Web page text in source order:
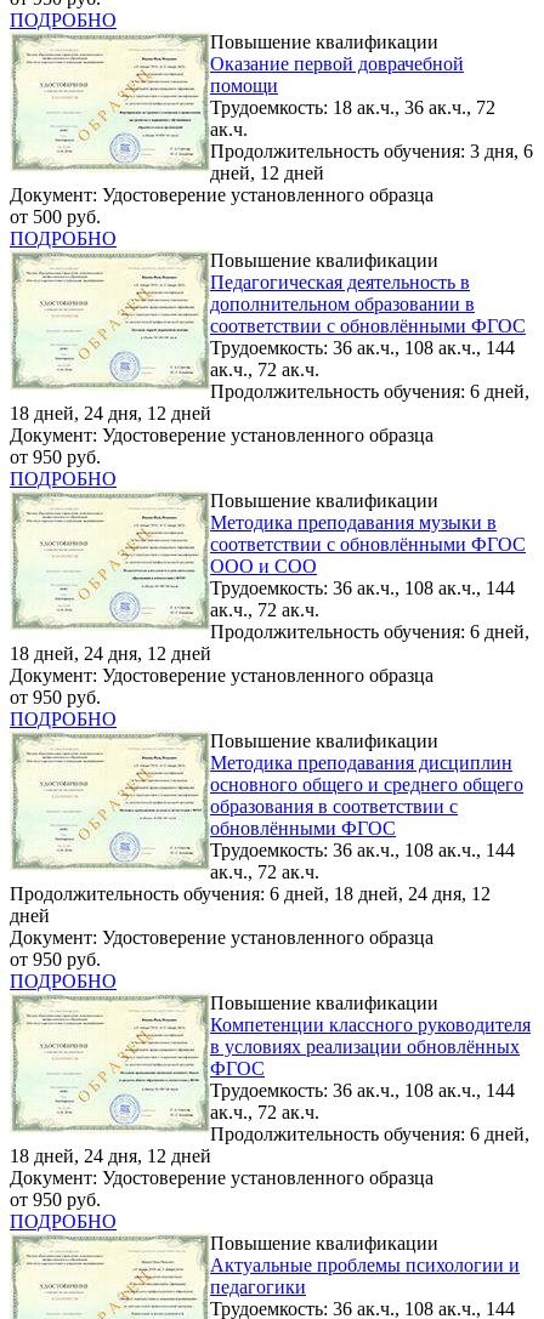
ПОДРОБНО
Повышение квалификации
Оказание первой доврачебной
помощи
Трудоемкость: 18 ак.ч., 36 ак.ч., 72
ак.ч.
Продолжительность обучения: 3 дня, 6
дней, 12 дней
Документ: Удостоверение установленного образца
от 500 руб.
ПОДРОБНО
Повышение квалификации
Педагогическая деятельность в
дополнительном образовании в
соответствии с обновлёнными ФГОС
Трудоемкость: 36 ак.ч., 108 ак.ч., 144
ак.ч., 72 ак.ч.
Продолжительность обучения: 6 дней,
18 дней, 24 дня, 12 дней
Документ: Удостоверение установленного образца
от 950 руб.
ПОДРОБНО
Повышение квалификации
Методика преподавания музыки в
соответствии с обновлёнными ФГОС
ООО и СОО
Трудоемкость: 36 ак.ч., 108 ак.ч., 144
ак.ч., 72 ак.ч.
Продолжительность обучения: 6 дней,
18 дней, 24 дня, 12 дней
Документ: Удостоверение установленного образца
от 950 руб.
ПОДРОБНО
Повышение квалификации
Методика преподавания дисциплин
основного общего и среднего общего
образования в соответствии с
обновлёнными ФГОС
Трудоемкость: 36 ак.ч., 108 ак.ч., 144
ак.ч., 72 ак.ч.
Продолжительность обучения: 6 дней, 18 дней, 24 дня, 12
дней
Документ: Удостоверение установленного образца
от 950 руб.
ПОДРОБНО
Повышение квалификации
Компетенции классного руководителя
в условиях реализации обновлённых
ФГОС
Трудоемкость: 36 ак.ч., 108 ак.ч., 144
ак.ч., 72 ак.ч.
Продолжительность обучения: 6 дней,
18 дней, 24 дня, 12 дней
Документ: Удостоверение установленного образца
от 950 руб.
ПОДРОБНО
Повышение квалификации
Актуальные проблемы психологии и
педагогики
Трудоемкость: 36 ак.ч., 108 ак.ч., 144